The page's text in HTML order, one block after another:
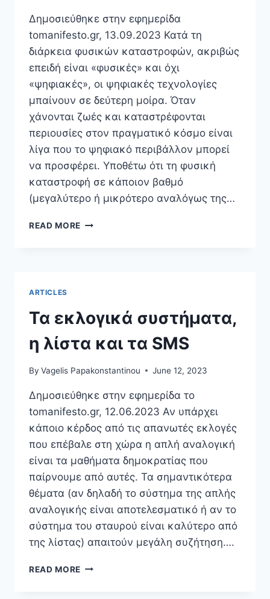
Δημοσιεύθηκε στην εφημερίδα
tomanifesto.gr, 13.09.2023 Κατά τη
διάρκεια φυσικών καταστροφών, ακριβώς
επειδή είναι «φυσικές» και όχι
«ψηφιακές», οι ψηφιακές τεχνολογίες
μπαίνουν σε δεύτερη μοίρα. Όταν
χάνονται ζωές και καταστρέφονται
περιουσίες στον πραγματικό κόσμο είναι
λίγα που το ψηφιακό περιβάλλον μπορεί
να προσφέρει. Υποθέτω ότι τη φυσική
καταστροφή σε κάποιον βαθμό
(μεγαλύτερο ή μικρότερο αναλόγως της…
READ MORE ΟΙ
ARTICLES
Τα εκλογικά συστήματα,
η λίστα και τα SMS
By Vagelis Papakonstantinou June 12, 2023
Δημοσιεύθηκε στην εφημερίδα το
tomanifesto.gr, 12.06.2023 Αν υπάρχει
κάποιο κέρδος από τις απανωτές εκλογές
που επέβαλε στη χώρα η απλή αναλογική
είναι τα μαθήματα δημοκρατίας που
παίρνουμε από αυτές. Τα σημαντικότερα
θέματα (αν δηλαδή το σύστημα της απλής
αναλογικής είναι αποτελεσματικό ή αν το
σύστημα του σταυρού είναι καλύτερο από
της λίστας) απαιτούν μεγάλη συζήτηση….
READ MORE ΤΑ